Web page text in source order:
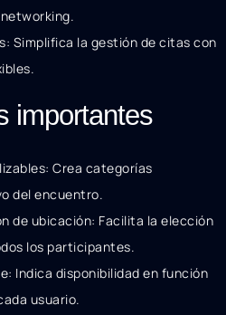
Simplifica la gestión de citas con
importantes
Crea categorías
del encuentro.
de ubicación: Facilita la elección
los participantes.
Indica disponibilidad en función
usuario.